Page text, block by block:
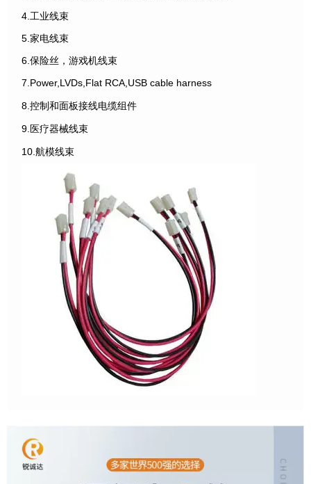
4.工业线束
5.家电线束
6.保险丝，游戏机线束
7.Power,LVDs,Flat RCA,USB cable harness
8.控制和面板接线电缆组件
9.医疗器械线束
10.航模线束